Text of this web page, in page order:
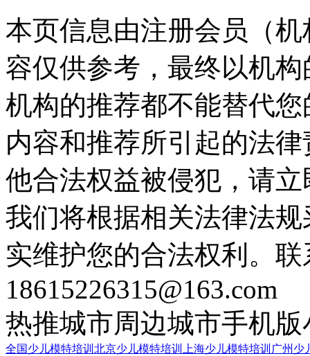
本页信息由注册会员（
容仅供参考，最终以机
机构的推荐都不能替代
内容和推荐所引起的法
他合法权益被侵犯，请
我们将根据相关法律法
实维护您的合法权利。
18615226315@163.com
热推城市周边城市手机版
全国少儿模特培训 北京少儿模特培训 上海少儿模特培训 广州少